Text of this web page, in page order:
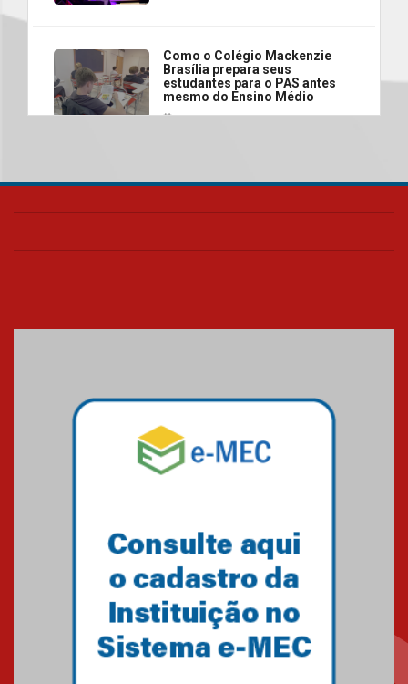
Como o Colégio Mackenzie
Brasília prepara seus
estudantes para o PAS antes
mesmo do Ensino Médio
Como os pais podem investir
escola
Professora do Mackenzie é
finalista do Prêmio Jabuti com
obra sobre ética e arquitetura
contemporânea
Semana Internacional
Mackenzie promove parcerias
internacionais
03.08.2026